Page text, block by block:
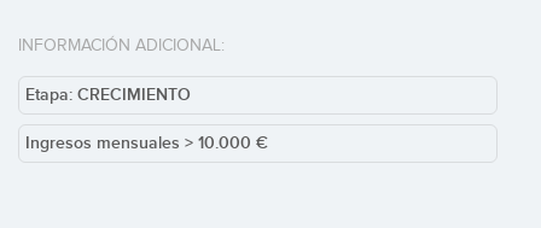
INFORMACIÓN ADICIONAL:
Etapa: CRECIMIENTO
Ingresos mensuales > 10.000 €